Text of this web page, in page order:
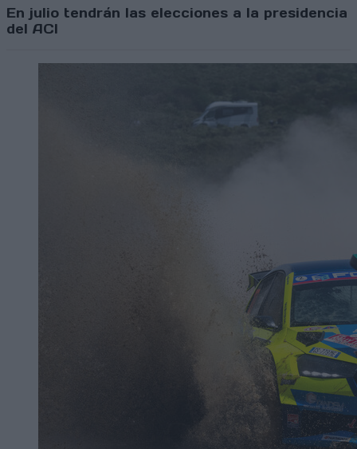
En julio tendrán las elecciones a la presidencia
del ACI